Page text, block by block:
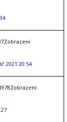
2021 20:54